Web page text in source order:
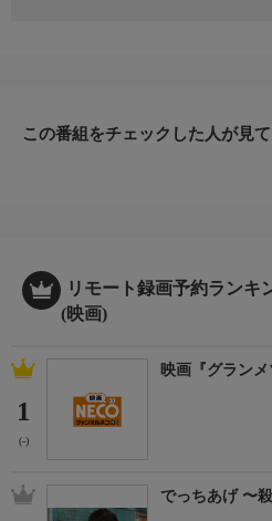
果てたものだった。その夜、絵本
この番組をチェックした人が見
リモート録画予約ランキ
(映画)
1
(-)
映画『グランメ
でっちあげ 〜